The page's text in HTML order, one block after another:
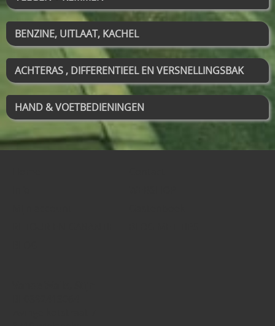
BENZINE, UITLAAT, KACHEL
ACHTERAS , DIFFERENTIEEL EN VERSNELLINGSBAK
HAND & VOETBEDIENINGEN